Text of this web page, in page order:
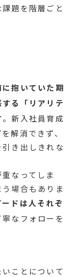
題を階層ごと
抱いていた期
る「リアリテ
。新入社員育成
解消できず、
き出しきれな
なってしま
場合もありま
ドは人それぞ
なフォローを
ことについて